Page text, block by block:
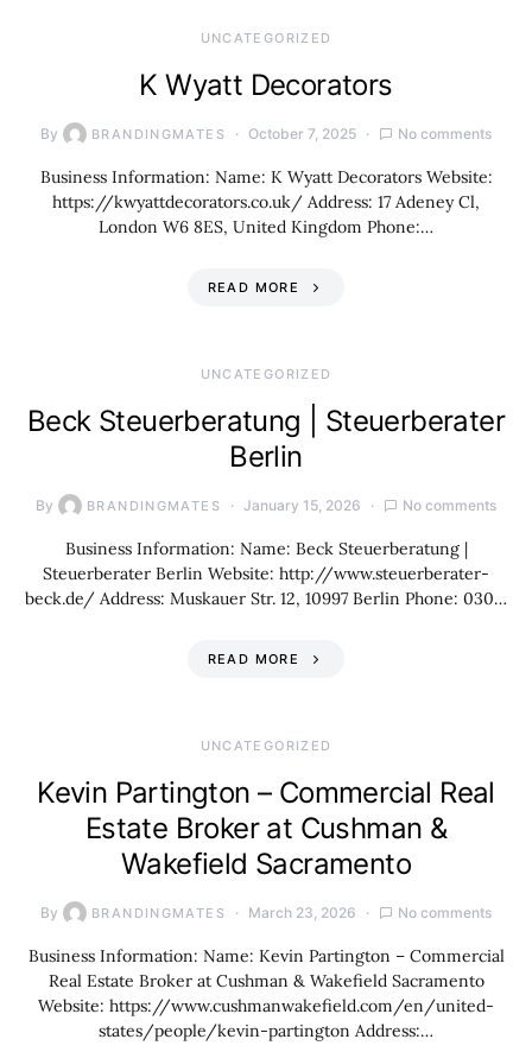
UNCATEGORIZED
K Wyatt Decorators
By BRANDINGMATES October 7, 2025 No comments
Business Information: Name: K Wyatt Decorators Website:
https://kwyattdecorators.co.uk/ Address: 17 Adeney Cl,
London W6 8ES, United Kingdom Phone:…
READ MORE
UNCATEGORIZED
Beck Steuerberatung | Steuerberater
Berlin
By BRANDINGMATES January 15, 2026 No comments
Business Information: Name: Beck Steuerberatung |
Steuerberater Berlin Website: http://www.steuerberater-
beck.de/ Address: Muskauer Str. 12, 10997 Berlin Phone: 030…
READ MORE
UNCATEGORIZED
Kevin Partington – Commercial Real
Estate Broker at Cushman &
Wakefield Sacramento
By BRANDINGMATES March 23, 2026 No comments
Business Information: Name: Kevin Partington – Commercial
Real Estate Broker at Cushman & Wakefield Sacramento
Website: https://www.cushmanwakefield.com/en/united-
states/people/kevin-partington Address:…